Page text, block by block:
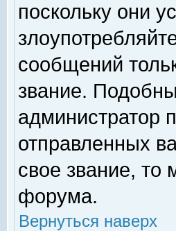
поскольку они
сообщений
звание.
администратор
отправленных
свое звание, то
форума.
Вернуться наверх